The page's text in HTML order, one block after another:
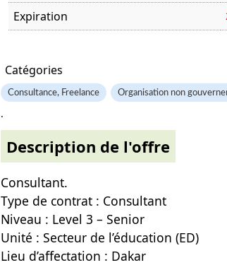
Expiration
Catégories
Consultance, Freelance Organisation non
.
Description de l'offre
Consultant.
Type de contrat : Consultant
Niveau : Level 3 – Senior
Unité : Secteur de l’éducation (ED)
Lieu d’affectation : Dakar